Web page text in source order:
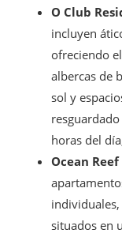
O Club
incluyen
ofreciendo
albercas de
sol y
horas del
Ocean
individuales,
situados en